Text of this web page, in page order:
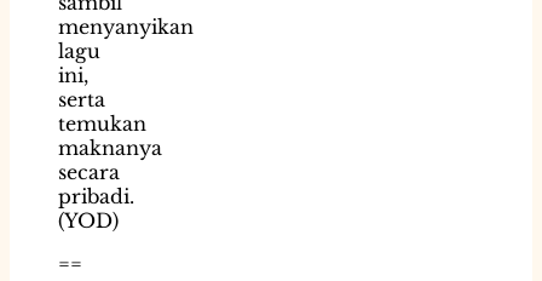
menyanyikan
lagu
ini,
serta
temukan
maknanya
secara
pribadi.
(YOD)
==